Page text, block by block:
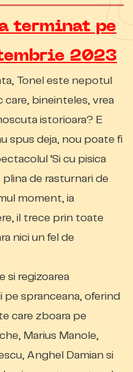
terminat pe
2023
Tonel este nepotul
bineinteles, vrea
istorioara? E
spus deja, nou poate fi
‘Si cu pisica
de rasturnari de
moment, ia
il trece prin toate
nici un fel de
si regizoarea
pe spranceana, oferind
care zboara pe
Marius Manole,
Anghel Damian si